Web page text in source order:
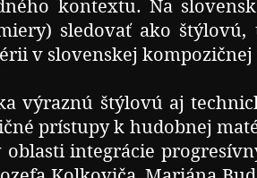
kontextu. Na
sledovať ako štýlovú,
v slovenskej kompozičnej
výraznú štýlovú aj
prístupy k hudobnej
integrácie